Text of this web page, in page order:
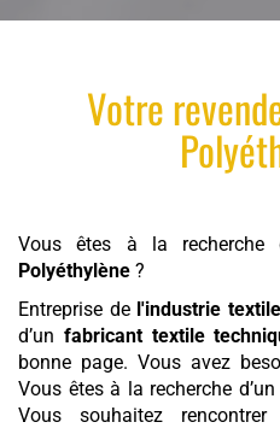
Votre
Vous êtes à la recherche
Polyéthylène ?
Entreprise de l'industrie
d’un fabricant textile
bonne page. Vous avez
Vous êtes à la recherche d’un
Vous souhaitez